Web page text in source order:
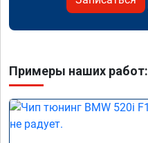
Примеры наших работ: